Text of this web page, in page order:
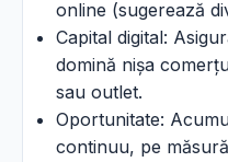
online (sugerează
Capital digital:
domină nișa
sau outlet.
Oportunitate:
continuu, pe